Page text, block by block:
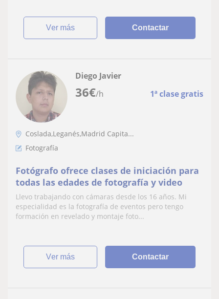
ver más Contactar
36€/h 1ª clase gratis
Diego Javier
Coslada,Leganés,Madrid Capita...
Fotografía
Fotógrafo ofrece clases de iniciación para
todas las edades de fotografía y video
Llevo trabajando con cámaras desde los 16 años. Mi
especialidad es la fotografía de eventos pero tengo
formación en revelado y montaje foto...
ver más Contactar